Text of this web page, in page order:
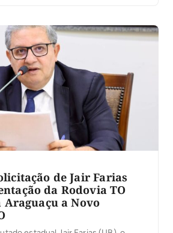
a decisão […]
de Jair Farias
da Rodovia TO
Araguaçu a Novo